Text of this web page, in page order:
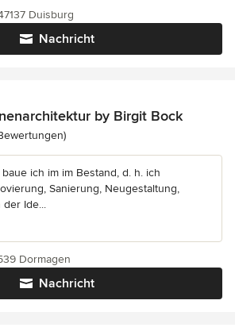
Nachricht
Duisburg
by Birgit Bock
5 von 5 Sternen
ich im im Bestand, d. h. ich
Sanierung, Neugestaltung,
der Ide...
Nachricht
Dormagen